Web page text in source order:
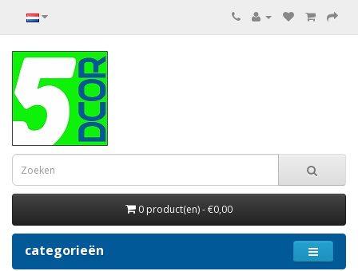
0 product(en) - €0,00
categorieën